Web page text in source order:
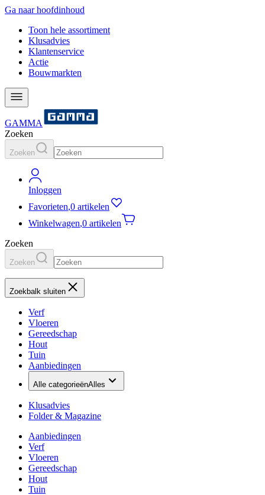
Ga naar hoofdinhoud
Toon hele assortiment
Klusadvies
Klantenservice
Actie
Bouwmarkten
GAMMA
Zoeken
Zoeken
Inloggen
Favorieten,0 artikelen
Winkelwagen,0 artikelen
Zoeken
Zoeken
Zoekbalk sluiten
Verf
Vloeren
Gereedschap
Hout
Tuin
Aanbiedingen
Alle categorieënAlles
Klusadvies
Folder & Magazine
Aanbiedingen
Verf
Vloeren
Gereedschap
Hout
Tuin